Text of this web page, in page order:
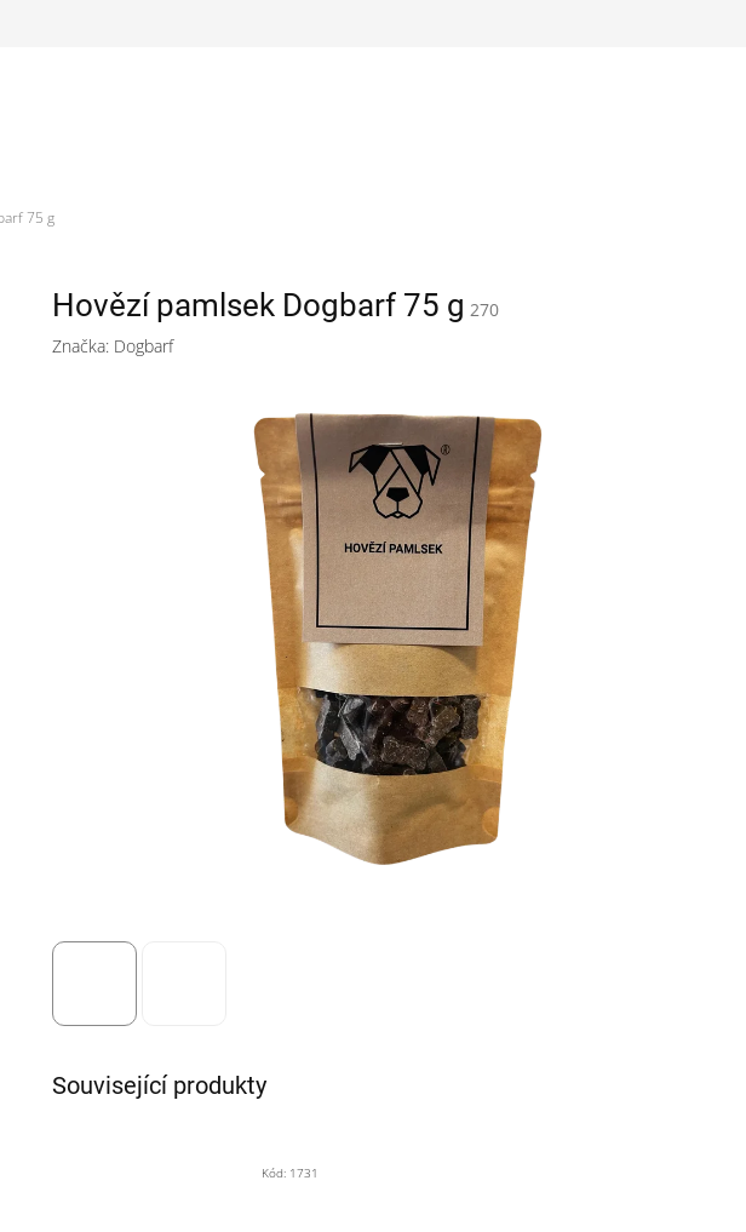
75 g
Hovězí pamlsek Dogbarf 75 g 270
Značka: Dogbarf
Související produkty
Kód: 1731